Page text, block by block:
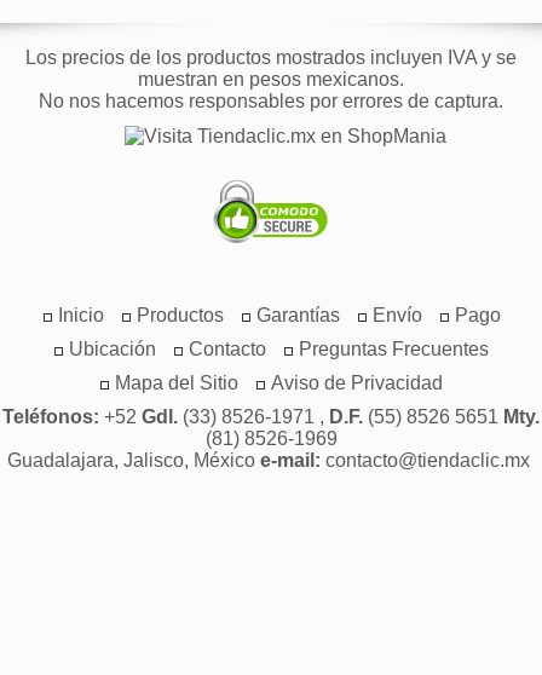
Los precios de los productos mostrados incluyen IVA y se
muestran en pesos mexicanos.
No nos hacemos responsables por errores de captura.
Inicio Productos Garantías Envío
Pago
Ubicación
Contacto
Preguntas Frecuentes
Mapa del Sitio
Aviso de Privacidad
Teléfonos: +52 Gdl. (33) 8526-1971 , D.F. (55) 8526 5651 Mty.
(81) 8526-1969
Guadalajara, Jalisco, México e-mail: contacto@tiendaclic.mx